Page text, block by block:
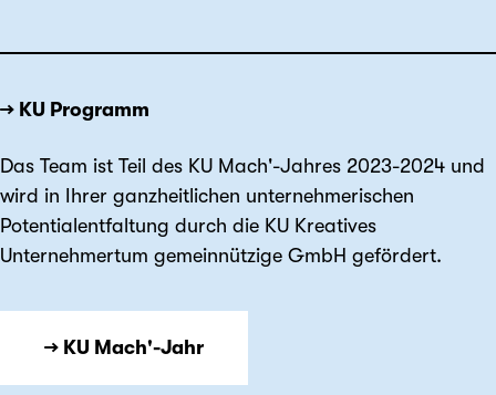
→ KU Programm
Das Team ist Teil des KU Mach'-Jahres 2023-2024 und
wird in Ihrer ganzheitlichen unternehmerischen
Potentialentfaltung durch die KU Kreatives
Unternehmertum gemeinnützige GmbH gefördert.
→ KU Mach'-Jahr